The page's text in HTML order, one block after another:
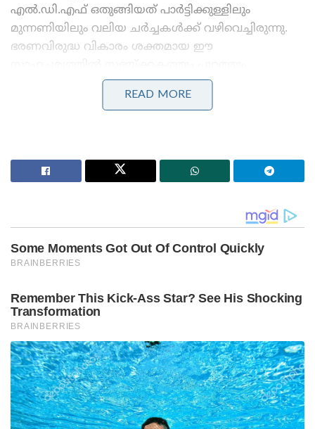
എൽ.ഡി.എഫ് ഒതുങ്ങിയത് പാർട്ടിക്കുള്ളിലും
മുന്നണിയിലും വലിയ ചർച്ചകൾക്ക് വഴിവെച്ചിരുന്നു.
ഭരണവിരുദ്ധ വികാരം ശക്തമായ ഈ
സർക്കാരിനെ നേരിടാൻ പിണറായി വിജയന്റെ
പരിചയസമ്പത്തും കരുത്തും
സർക്കാരിനെതിരെ സഭയിൽ ആഞ്ഞടിച്ച വി.ഡി
സതീശൻ മുഖ്യമന്ത്രി കസേരയിലേക്ക് എത്തുമ്പോൾ,
പ്രതിപക്ഷ നിരയുടെ മുൻനിരയിൽ എത്തുന്നത്.
Stories you may like
ചോദിക്കുന്നു; മോഹൻലാലിന് ഓസ്ട്രേലിയൻ വിസ
നിഷേധിച്ചതായി റിപ്പോർട്ട് ,മാപ്പ് പറഞ്ഞ് താരം
മദ്യപിച്ച് വാഹനം ഓടിച്ചു, യൂട്യൂബർ ‘ഹെലൻ ഓഫ്
സ്പാർട്ട’യുടെ ലൈസൻസ് സസ്പെൻഡ് ചെയ്തു;
ക്ലാസിലും പങ്കെടുക്കണം!
പാർട്ടിക്കേറ്റ കനത്ത തിരിച്ചടിക്ക് പിന്നാലെ നേതൃമാറ്റം
വേണമെന്ന ആവശ്യങ്ങൾ ചില കോണുകളിൽ നിന്ന്
READ MORE